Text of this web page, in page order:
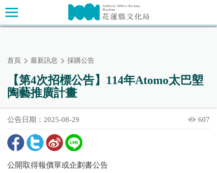
跳
到
主
主要內容區塊
首頁 最新訊息 採購公告
【第4次招標公告】114年Atomo太巴塱
陶藝推廣計畫
公告日期：2025-08-29 607
公開取得報價單或企劃書公告